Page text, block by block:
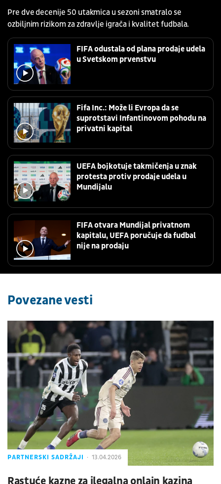
Pre dve decenije 50 utakmica u sezoni smatralo se
ozbiljnim rizikom za zdravlje igrača i kvalitet fudbala.
FIFA odustala od plana prodaje udela
u Svetskom prvenstvu
Fifa Inc.: Može li Evropa da se
suprotstavi Infantinovom pohodu na
privatni kapital
UEFA bojkotuje takmičenja u znak
protesta protiv prodaje udela u
Mundijalu
FIFA otvara Mundijal privatnom
kapitalu, UEFA poručuje da fudbal
nije na prodaju
Povezane vesti
PARTNERSKI SADRŽAJI 13.04.2026
Rastuće kazne za ilegalna onlajn kazina